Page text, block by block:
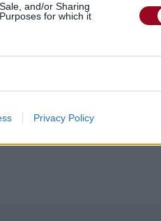
and/or Sharing
for which it
Privacy Policy